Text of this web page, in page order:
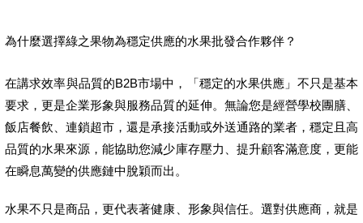
為什麼選擇綠之果物為穩定供應的水果批發合作夥伴？
在講求效率與品質的B2B市場中，「穩定的水果供應」不只是基本
要求，更是企業形象與服務品質的延伸。無論您是經營學校團膳、
飯店餐飲、連鎖超市，還是承接活動或外送通路的業者，穩定且高
品質的水果來源，能協助您減少庫存壓力、提升顧客滿意度，更能
在瞬息萬變的供應鏈中脫穎而出。
水果不只是商品，更代表著健康、形象與信任。選對供應商，就是